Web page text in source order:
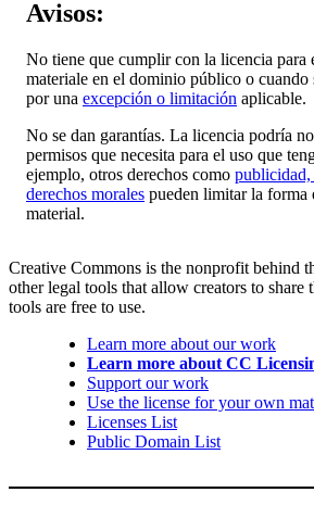
Avisos:
No tiene que cumplir con la licencia para
materiale en el dominio público o cuando
por una excepción o limitación aplicable.
No se dan garantías. La licencia podría
permisos que necesita para el uso que
ejemplo, otros derechos como
derechos morales pueden limitar la forma
material.
Creative Commons is the nonprofit behind
other legal tools that allow creators to
tools are free to use.
Learn more about our work
Learn more about CC
Support our work
Use the license for your own
Licenses List
Public Domain List